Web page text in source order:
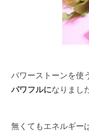
パワーストーンを使
パワフルになりまし
無くてもエネルギー